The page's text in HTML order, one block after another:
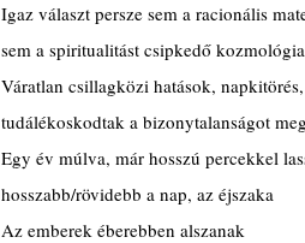
Igaz választ persze sem a racionális
sem a spiritualitást csipkedő
Váratlan csillagközi hatások,
tudálékoskodtak a bizonytalanságot
Egy év múlva, már hosszú percekkel
hosszabb/rövidebb a nap, az éjszaka
Az emberek éberebben alszanak